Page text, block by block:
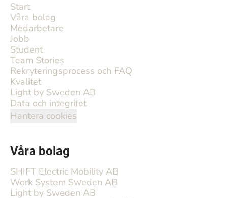
Start
Våra bolag
Medarbetare
Jobb
Student
Team Stories
Rekryteringsprocess och FAQ
Kvalitet
Light by Sweden AB
Data och integritet
Hantera cookies
Våra bolag
SHIFT Electric Mobility AB
Work System Sweden AB
Light by Sweden AB